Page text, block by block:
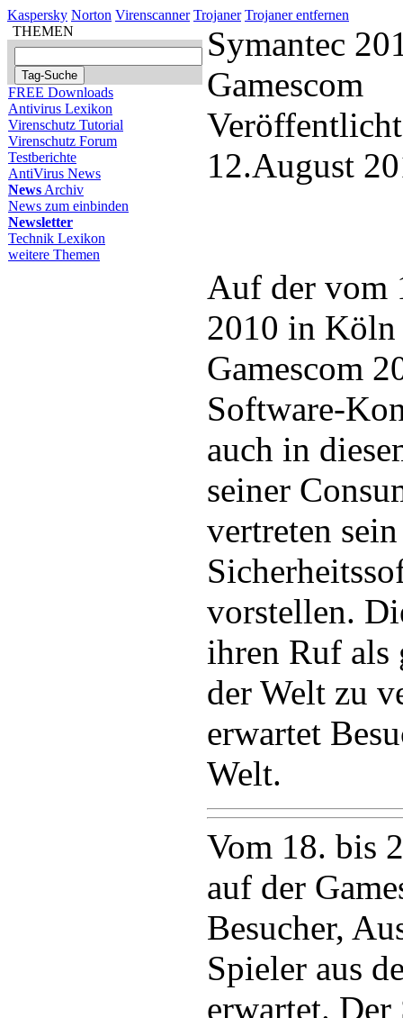
Kaspersky Norton Virenscanner Trojaner Trojaner entfernen
THEMEN
FREE Downloads
Antivirus Lexikon
Virenschutz Tutorial
Virenschutz Forum
Testberichte
AntiVirus News
News Archiv
News zum einbinden
Newsletter
Technik Lexikon
weitere Themen
Symantec
Gamescom
12.August
Auf der vom
2010 in Köln
Gamescom
Software-
auch in
seiner
vertreten
vorstellen.
ihren Ruf als
der Welt zu
erwartet
Welt.
Vom 18. bis
auf der
Besucher,
Spieler aus
erwartet.